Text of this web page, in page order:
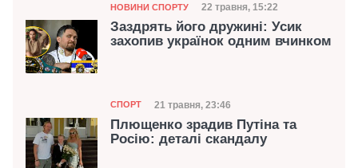
Категорія
НОВИНИ СПОРТУ Дата публікації
22 травня, 15:22
Заздрять його дружині: Усик
захопив українок одним вчинком
Категорія
СПОРТ Дата публікації
21 травня, 23:46
Плющенко зрадив Путіна та
Росію: деталі скандалу